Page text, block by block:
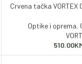
Crvena tačka VORTEX
Optike i oprema,
510.00